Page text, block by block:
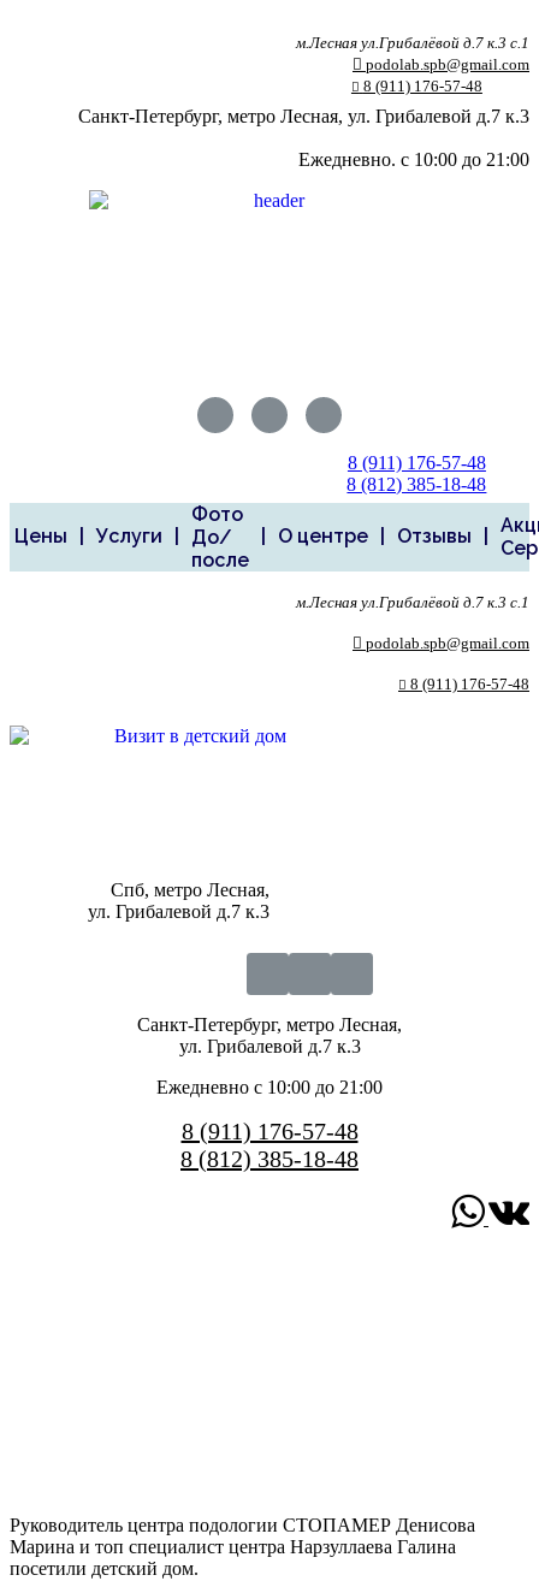
м.Лесная ул.Грибалёвой д.7 к.3 с.1
podolab.spb@gmail.com
8 (911) 176-57-48
Санкт-Петербург, метро Лесная, ул. Грибалевой д.7 к.3
Ежедневно. с 10:00 до 21:00
8 (911) 176-57-48
8 (812) 385-18-48
Цены Услуги
Фото
До/
после
О центре Отзывы
м.Лесная ул.Грибалёвой д.7 к.3 с.1
podolab.spb@gmail.com
8 (911) 176-57-48
Спб, метро Лесная,
ул. Грибалевой д.7 к.3
Санкт-Петербург, метро Лесная,
ул. Грибалевой д.7 к.3
Ежедневно с 10:00 до 21:00
8 (911) 176-57-48
8 (812) 385-18-48
Руководитель центра подологии СТОПАМЕР Денисова
Марина и топ специалист центра Нарзуллаева Галина
посетили детский дом.